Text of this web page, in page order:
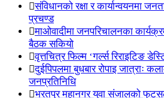
संविधानको रक्षा र कार्यान्वयनमा
प्रचण्ड
माओवादीमा जनपरिचालनका
बैठक सकियो
वृत्तचित्र फिल्म ‘गर्ल्स रिराइटिङ
दुईपिपलमा बुधबार रोपाइ जात्राः
जनप्रतिनिधि
भरतपुर महानगर युवा संजालको